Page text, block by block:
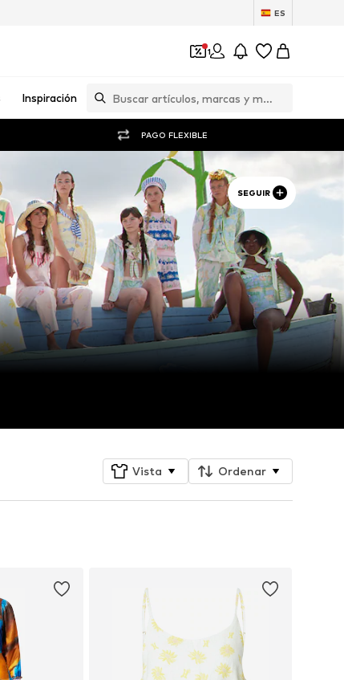
ES
1
Inspiración
PAGO FLEXIBLE
SEGUIR
Vista Ordenar